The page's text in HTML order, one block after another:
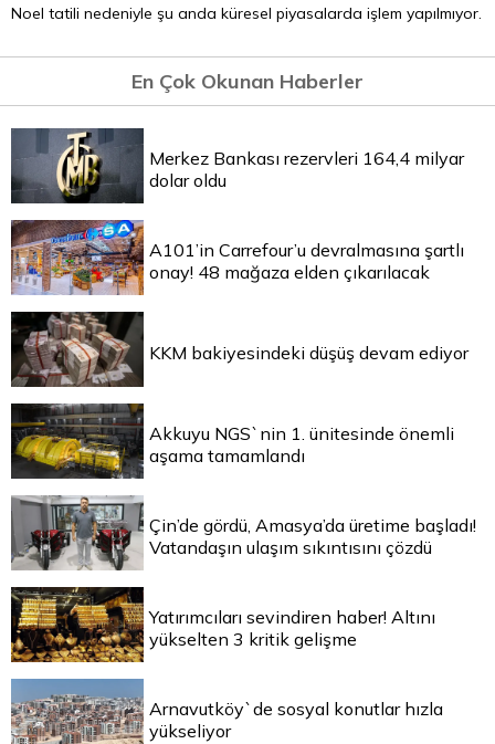
Noel tatili nedeniyle şu anda küresel piyasalarda işlem yapılmıyor.
En Çok Okunan Haberler
Merkez Bankası rezervleri 164,4 milyar
dolar oldu
A101’in Carrefour’u devralmasına şartlı
onay! 48 mağaza elden çıkarılacak
KKM bakiyesindeki düşüş devam ediyor
Akkuyu NGS`nin 1. ünitesinde önemli
aşama tamamlandı
Çin’de gördü, Amasya’da üretime başladı!
Vatandaşın ulaşım sıkıntısını çözdü
Yatırımcıları sevindiren haber! Altını
yükselten 3 kritik gelişme
Arnavutköy`de sosyal konutlar hızla
yükseliyor